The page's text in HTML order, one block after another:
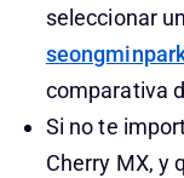
seleccionar
comparativa
Si no te
Cherry MX, y